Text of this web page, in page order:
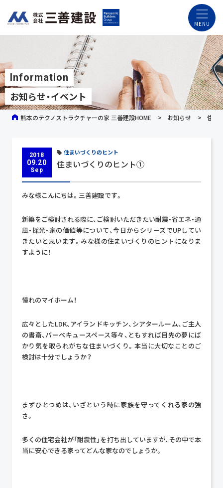
Information
お知らせ・イベント
熊本のテクノストラクチャーの家 三善建設HOME お知らせ 住ま
2018
09.20
Sep
住まいづくりのヒント
住まいづくりのヒント①
みな様こんにちは。三善建設です。
新築をご検討される際に、ご検討いただきたい耐震・省エネ・通
風・採光・家の価値等について、今日からシリーズでUPしてい
きたいと思います。みな様の住まいづくりのヒントになりま
すように！
憧れのマイホーム！
広々としたLDK、アイランドキッチン、シアタールーム、ご主人
の書斎、バーベキュースペース等々、ともすれば目先の夢にば
かり気を取られがちな住まいづくり。本当に大切なことのご
検討は十分でしょうか？
まずひとつめは、いざという時に家族を守ってくれる家の強
さ。
多くの住宅会社が「耐震性」を打ち出していますが、その中で本
当に安心できる家ってどんな家なのでしょうか。